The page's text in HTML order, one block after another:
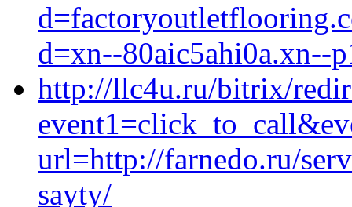
d=xn--80aic5ahi0a.xn--
http://llc4u.ru/bitrix/
url=http://farnedo.ru/
sayty/